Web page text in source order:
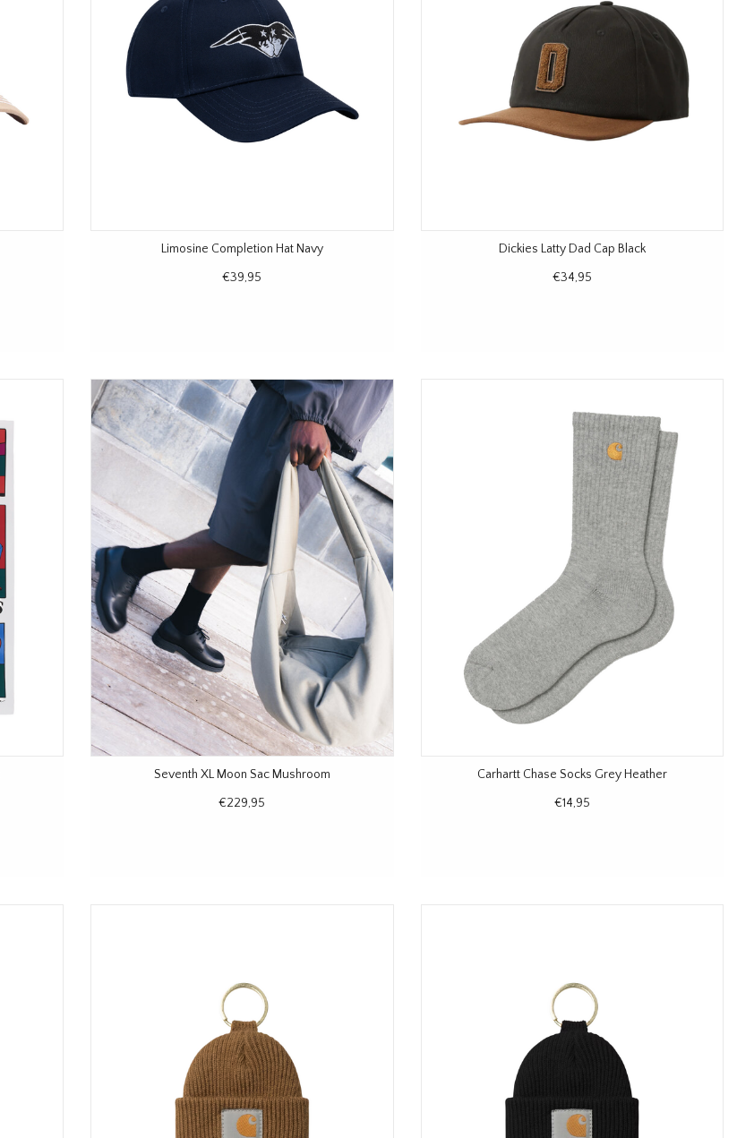
Limosine Completion Hat Navy
€39,95
Dickies Latty Dad Cap Black
€34,95
Seventh XL Moon Sac Mushroom
€229,95
Carhartt Chase Socks Grey Heather
€14,95